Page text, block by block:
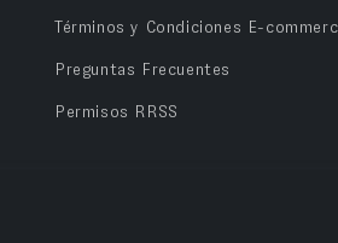
Términos y Condiciones E-
Preguntas Frecuentes
Permisos RRSS